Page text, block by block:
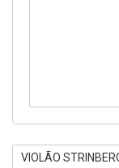
VIOLÃO